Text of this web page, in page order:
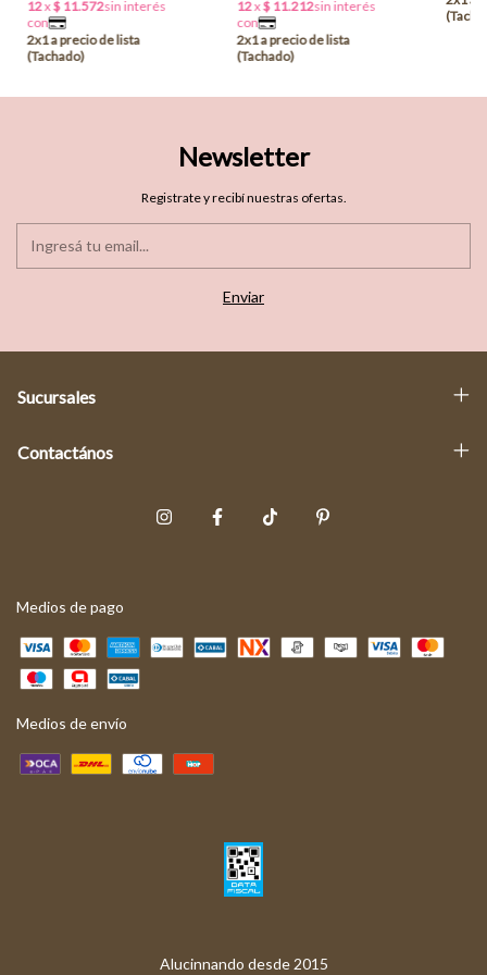
Newsletter
Registrate y recibí nuestras ofertas.
Sucursales
Contactános
Medios de pago
Medios de envío